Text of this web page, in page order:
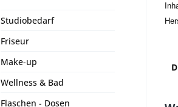
Studiobedarf
Friseur
Make-up
Wellness & Bad
Flaschen - Dosen